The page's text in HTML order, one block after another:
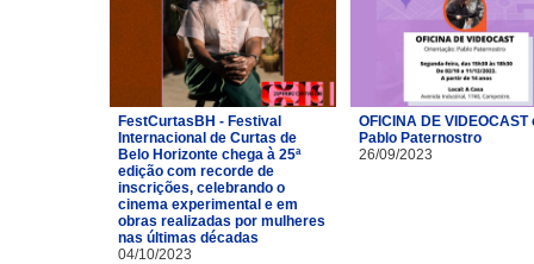
FestCurtasBH - Festival
Internacional de Curtas de
Belo Horizonte chega à 25ª
edição com recorde de
inscrições, celebrando o
cinema experimental e em
obras realizadas por mulheres
nas últimas décadas
04/10/2023
OFICINA DE VIDEOCAST
Pablo Paternostro
26/09/2023